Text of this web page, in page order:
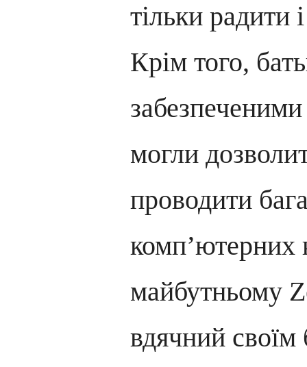
тільки радити
Крім того,
могли
проводити
комп’ютерних
майбутньому
вдячний своїм